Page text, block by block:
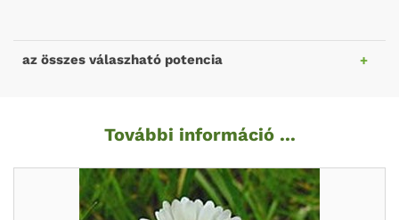
az összes válaszható potencia
További információ ...